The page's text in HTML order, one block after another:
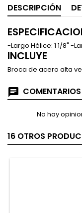
DESCRIPCIÓN
-Largo Hélice: 1 1/8" -
INCLUYE
Broca de acero alta
No hay
16 OTROS